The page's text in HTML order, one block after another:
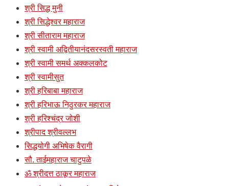
श्री सिद्ध मुनी
श्री सिद्धेश्वर महाराज
श्री सीताराम महाराज
श्री स्वामी अद्वितीयानंदसरस्वती महाराज
श्री स्वामी समर्थ अक्कलकोट
श्री स्वामीसुत
श्री हरिबाबा महाराज
श्री हरिभाऊ निठुरकर महाराज
श्री हरिश्चंद्र जोशी
श्रीपाद श्रीवल्लभ
सिद्धयोगी अभिषेक वैरागी
सौ. ताईमहाराज चाटुपळे
ॐ श्रीदत्त ठाकूर महाराज